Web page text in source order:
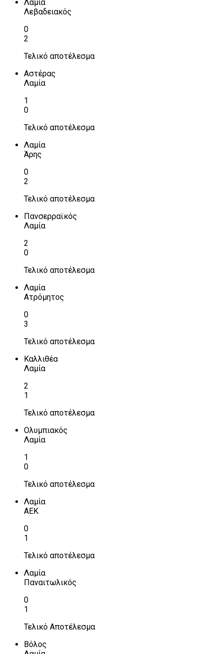
Λαμία
Λεβαδειακός
0
2
Τελικό αποτέλεσμα
Αστέρας
Λαμία
1
0
Τελικό αποτέλεσμα
Λαμία
Άρης
0
2
Τελικό αποτέλεσμα
Πανσερραϊκός
Λαμία
2
0
Τελικό αποτέλεσμα
Λαμία
Ατρόμητος
0
3
Τελικό αποτέλεσμα
Καλλιθέα
Λαμία
2
1
Τελικό αποτέλεσμα
Ολυμπιακός
Λαμία
1
0
Τελικό αποτέλεσμα
Λαμία
ΑΕΚ
0
1
Τελικό αποτέλεσμα
Λαμία
Παναιτωλικός
0
1
Τελικό Αποτέλεσμα
Βόλος